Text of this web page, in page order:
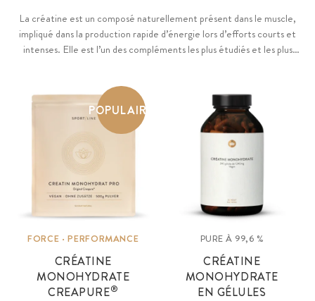
La créatine est un composé naturellement présent dans le muscle,
impliqué dans la production rapide d’énergie lors d’efforts courts et
intenses. Elle est l’un des compléments les plus étudiés et les plus
POPULAIRE
FORCE · PERFORMANCE
CRÉATINE
MONOHYDRATE
CREAPURE®
PURE À 99,6 %
CRÉATINE
MONOHYDRATE
EN GÉLULES